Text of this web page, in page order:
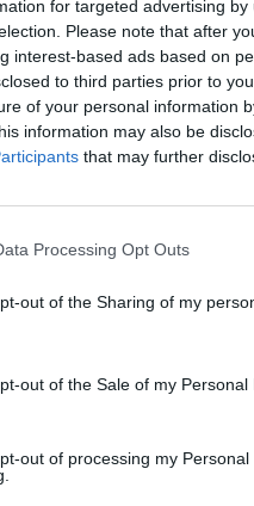
for targeted advertising
Please note that after
interest-based ads based on
to third parties prior to
of your personal information
information may also be
that may further
Processing Opt Outs
out of the Sharing of my
out of the Sale of my Personal
out of processing my Personal
6
pour eux, car c’est la